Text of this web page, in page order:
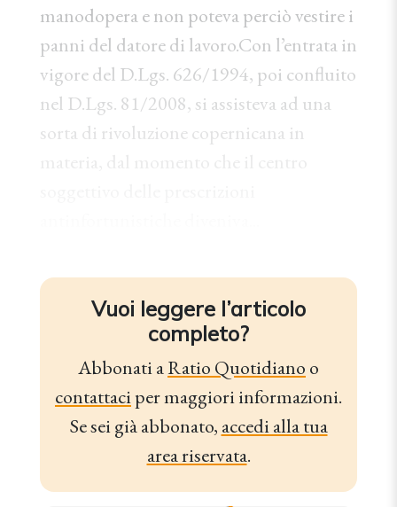
manodopera e non poteva perciò vestire i
panni del datore di lavoro.Con l’entrata in
vigore del D.Lgs. 626/1994, poi confluito
nel D.Lgs. 81/2008, si assisteva ad una
sorta di rivoluzione copernicana in
Vuoi leggere l’articolo
completo?
Abbonati aRatio Quotidiano o
contattaciper maggiori informazioni.
Se sei già abbonato, accedi alla tua
area riservata.